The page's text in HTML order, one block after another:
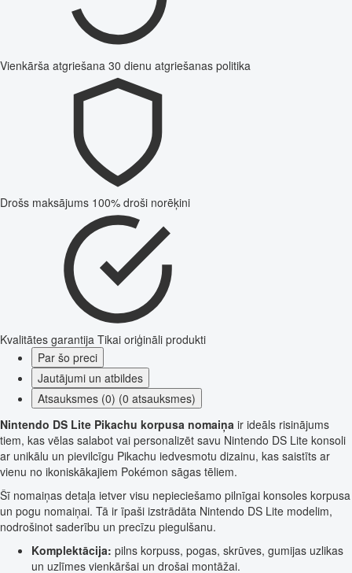
Vienkārša atgriešana 30 dienu atgriešanas politika
Drošs maksājums 100% droši norēķini
Kvalitātes garantija Tikai oriģināli produkti
Par šo preci
Jautājumi un atbildes
Atsauksmes (0) (0 atsauksmes)
Nintendo DS Lite Pikachu korpusa nomaiņa ir ideāls risinājums
tiem, kas vēlas salabot vai personalizēt savu Nintendo DS Lite konsoli
ar unikālu un pievilcīgu Pikachu iedvesmotu dizainu, kas saistīts ar
vienu no ikoniskākajiem Pokémon sāgas tēliem.
Šī nomaiņas detaļa ietver visu nepieciešamo pilnīgai konsoles korpusa
un pogu nomaiņai. Tā ir īpaši izstrādāta Nintendo DS Lite modelim,
nodrošinot saderību un precīzu piegulšanu.
Komplektācija: pilns korpuss, pogas, skrūves, gumijas uzlikas
un uzlīmes vienkāršai un drošai montāžai.